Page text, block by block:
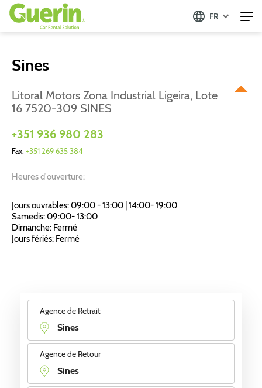
FR
Sines
Litoral Motors Zona Industrial Ligeira, Lote
16 7520-309 SINES
+351 936 980 283
Fax. +351 269 635 384
Heures d'ouverture:
Jours ouvrables: 09:00 - 13:00 | 14:00- 19:00
Samedis: 09:00- 13:00
Dimanche: Fermé
Jours fériés: Fermé
Agence de Retrait
Agence de Retour